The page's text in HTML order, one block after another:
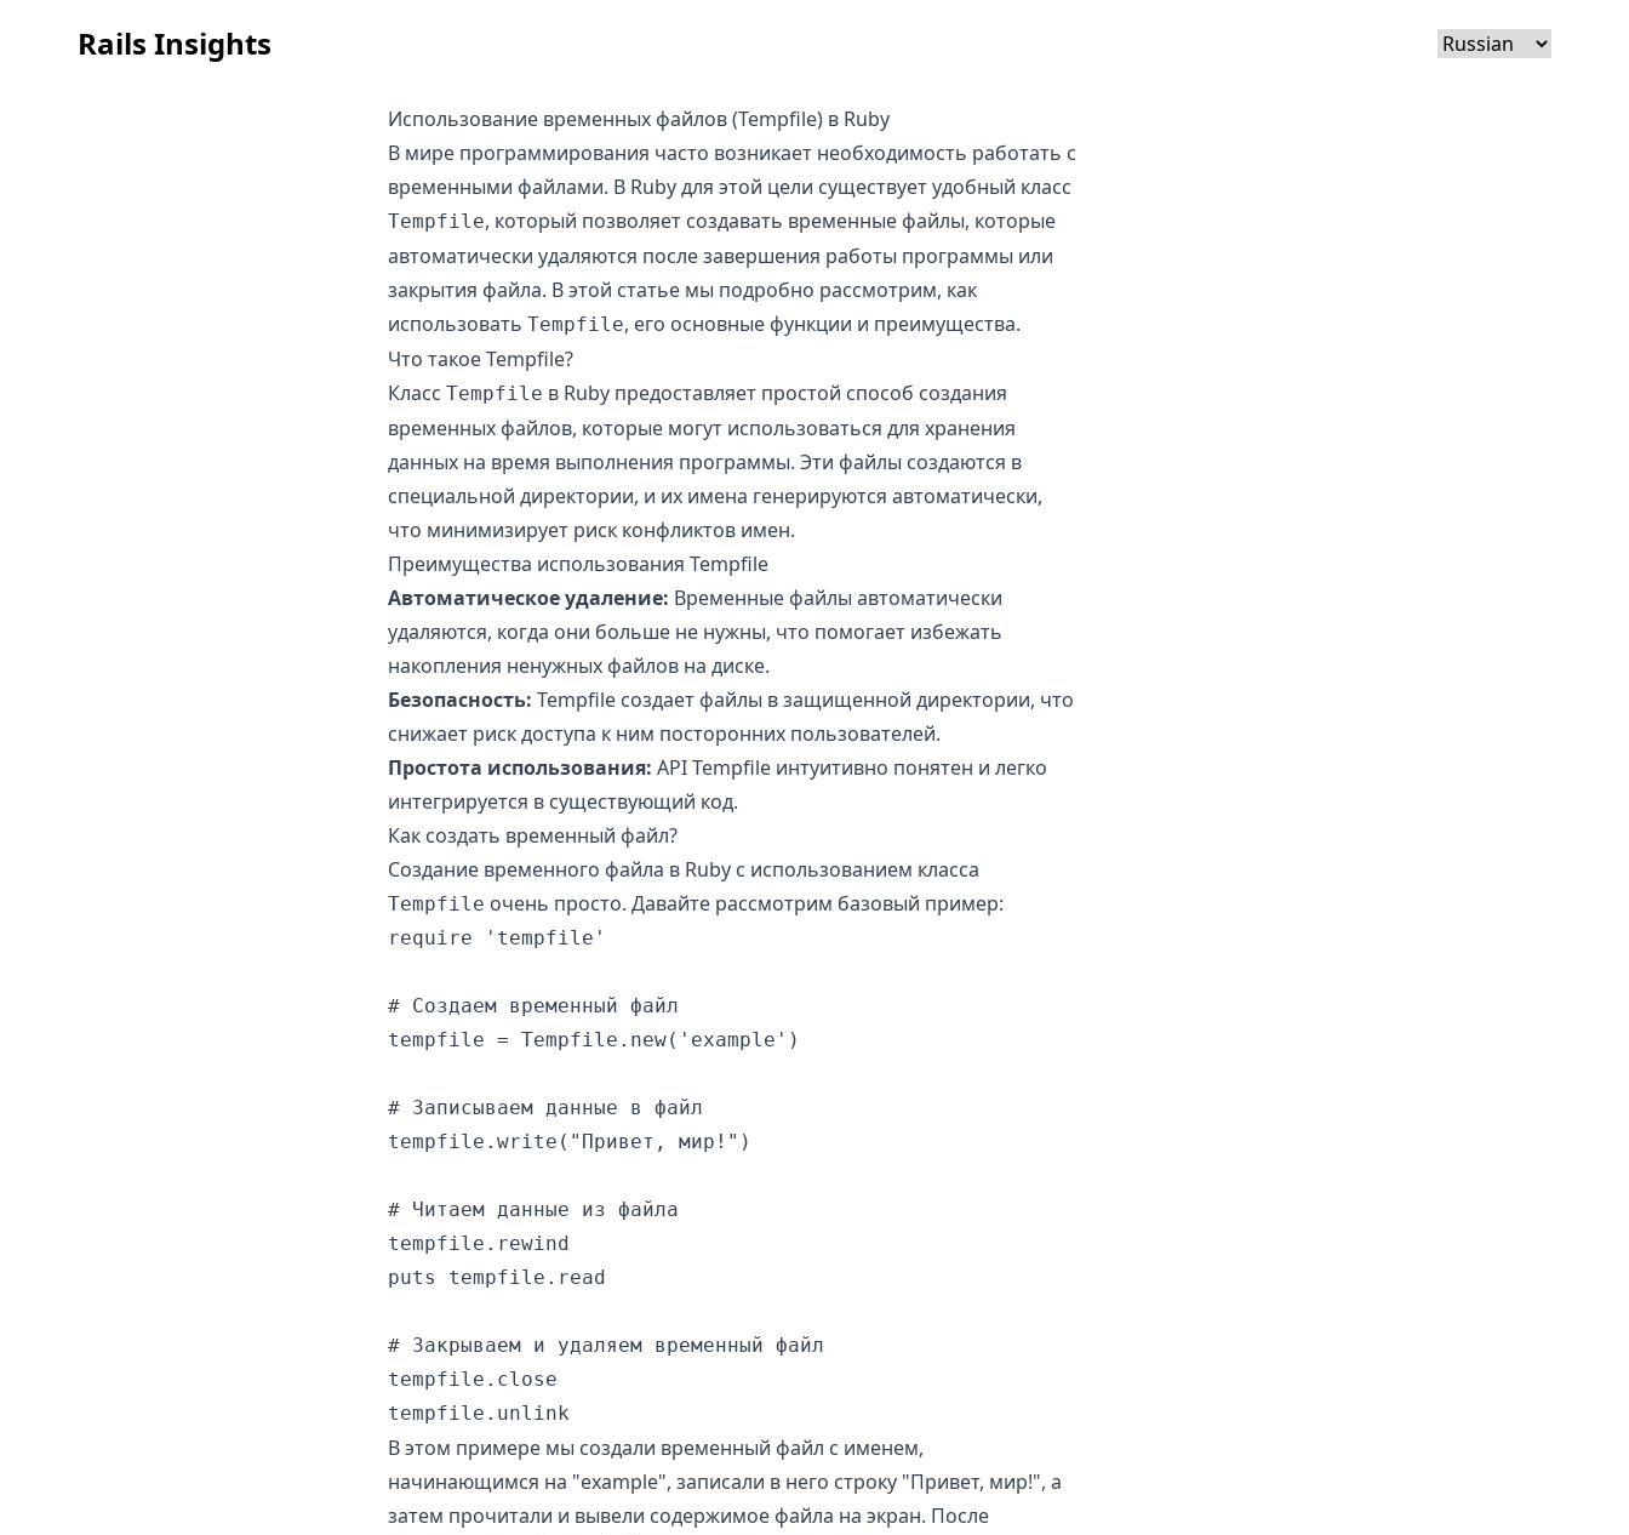
Rails Insights
Использование временных файлов (Tempfile) в Ruby
В мире программирования часто возникает необходимость работать с
временными файлами. В Ruby для этой цели существует удобный класс
Tempfile, который позволяет создавать временные файлы, которые
автоматически удаляются после завершения работы программы или
закрытия файла. В этой статье мы подробно рассмотрим, как
использовать Tempfile, его основные функции и преимущества.
Что такое Tempfile?
Класс Tempfile в Ruby предоставляет простой способ создания
временных файлов, которые могут использоваться для хранения
данных на время выполнения программы. Эти файлы создаются в
специальной директории, и их имена генерируются автоматически,
что минимизирует риск конфликтов имен.
Преимущества использования Tempfile
Автоматическое удаление: Временные файлы автоматически
удаляются, когда они больше не нужны, что помогает избежать
накопления ненужных файлов на диске.
Безопасность: Tempfile создает файлы в защищенной директории, что
снижает риск доступа к ним посторонних пользователей.
Простота использования: API Tempfile интуитивно понятен и легко
интегрируется в существующий код.
Как создать временный файл?
Создание временного файла в Ruby с использованием класса
Tempfile очень просто. Давайте рассмотрим базовый пример:
require 'tempfile'
# Создаем временный файл
tempfile = Tempfile.new('example')
# Записываем данные в файл
tempfile.write("Привет, мир!")
# Читаем данные из файла
tempfile.rewind
puts tempfile.read
# Закрываем и удаляем временный файл
tempfile.close
В этом примере мы создали временный файл с именем,
начинающимся на "example", записали в него строку "Привет, мир!", а
затем прочитали и вывели содержимое файла на экран. После